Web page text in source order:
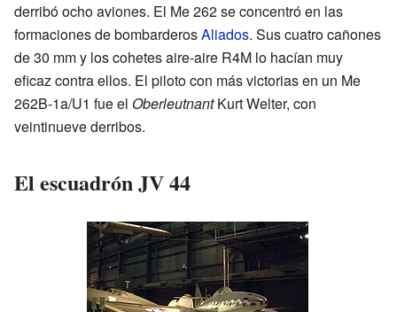
derribó ocho aviones. El Me 262 se concentró en las
formaciones de bombarderosAliados. Sus cuatro cañones
de 30 mm y los cohetes aire-aire R4M lo hacían muy
eficaz contra ellos. El piloto con más victorias en un Me
262B-1a/U1 fue el OberleutnantKurt Welter, con
veintinueve derribos.
El escuadrón JV 44